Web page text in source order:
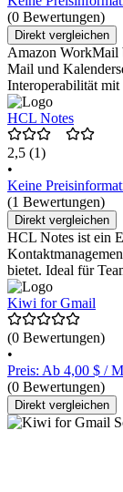
(0 Bewertungen)
Direkt vergleichen
Amazon WorkMail
Mail und
Interoperabilität
HCL Notes
2,5 (1)
•
Keine
(1 Bewertungen)
Direkt vergleichen
HCL Notes ist ein
bietet. Ideal für
Kiwi for Gmail
(0 Bewertungen)
•
Preis: Ab 4,00 $ /
(0 Bewertungen)
Direkt vergleichen